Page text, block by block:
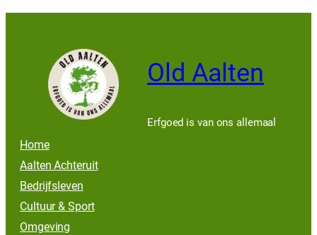
Old Aalten
Erfgoed is van ons allemaal
Home
Aalten Achteruit
Bedrijfsleven
Cultuur & Sport
Omgeving